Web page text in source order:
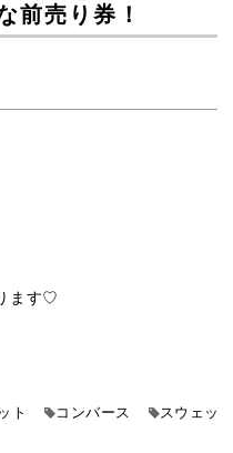
前売り券！
ます♡
ト コンバース
スウェッ